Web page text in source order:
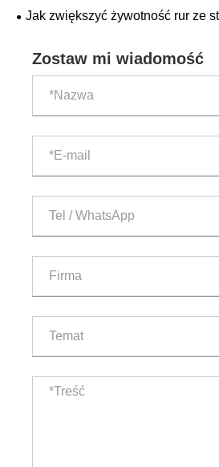
nierdzewnej
Jak zwiększyć żywotność rur ze
Zostaw mi wiadomość